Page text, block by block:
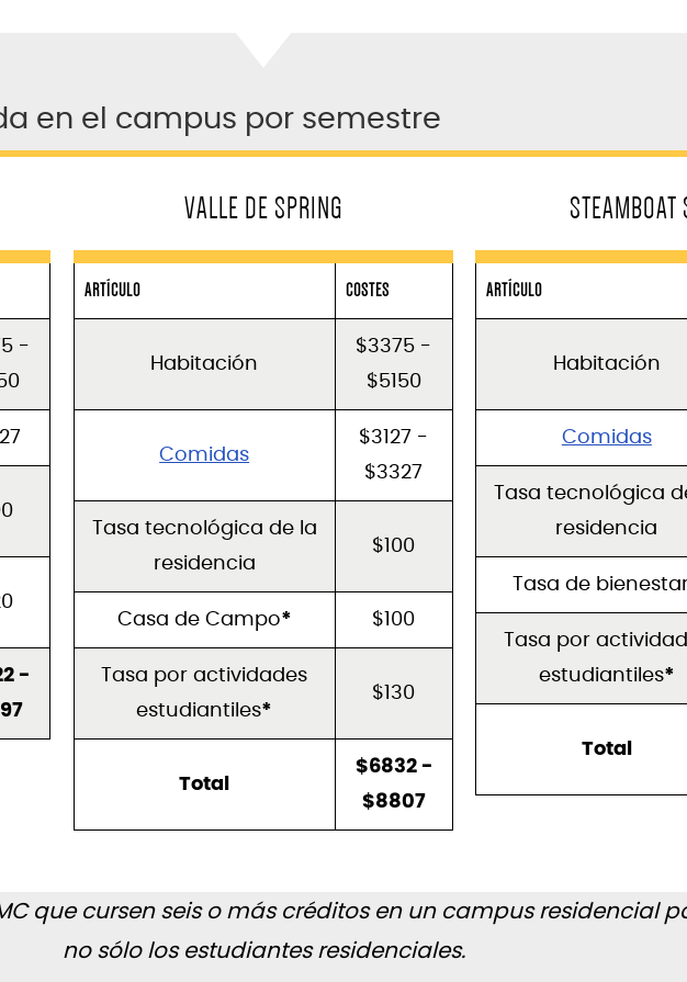
en el campus por semestre
-
-
VALLE DE SPRING
ARTÍCULO COSTES
Habitación
$3375 -
$5150
Comidas
$3127 -
$3327
Tasa tecnológica de la
residencia
$100
Casa de Campo* $100
Tasa por actividades
estudiantiles*
$130
Total
$6832 -
$8807
STEAMBOAT
ARTÍCULO
Habitación
Comidas
Tasa tecnológica
residencia
Tasa de
Tasa por
estudiantiles*
Total
que cursen seis o más créditos en un campus residencial
no sólo los estudiantes residenciales.